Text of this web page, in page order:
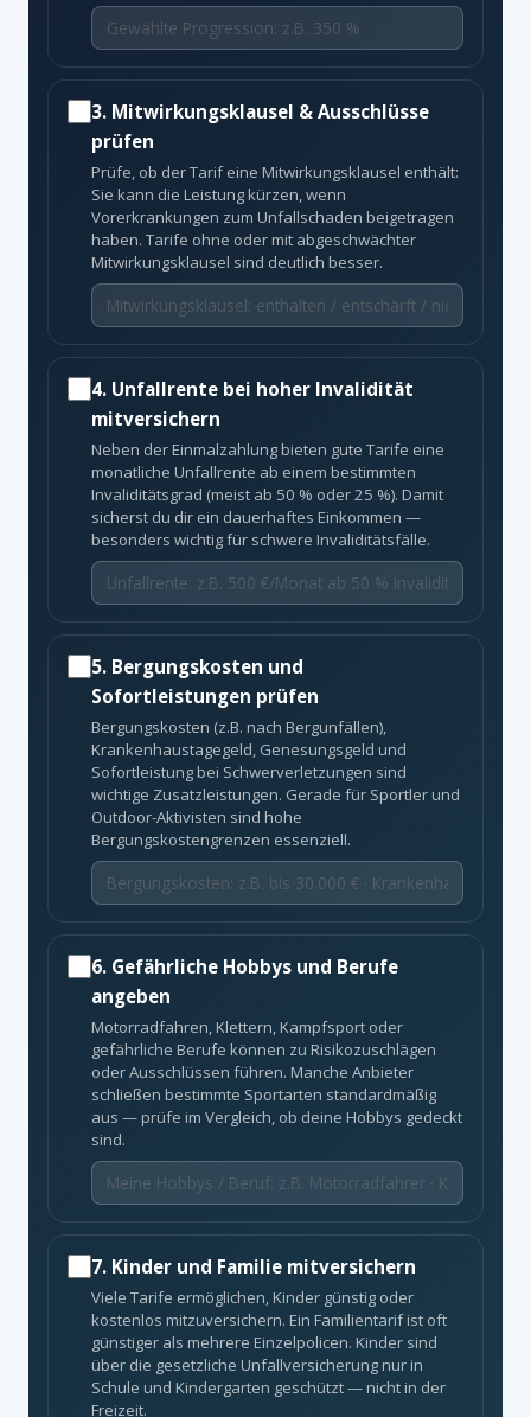
3. Mitwirkungsklausel & Ausschlüsse
prüfen
Prüfe, ob der Tarif eine Mitwirkungsklausel enthält:
Sie kann die Leistung kürzen, wenn
Vorerkrankungen zum Unfallschaden beigetragen
haben. Tarife ohne oder mit abgeschwächter
Mitwirkungsklausel sind deutlich besser.
4. Unfallrente bei hoher Invalidität
mitversichern
Neben der Einmalzahlung bieten gute Tarife eine
monatliche Unfallrente ab einem bestimmten
Invaliditätsgrad (meist ab 50 % oder 25 %). Damit
sicherst du dir ein dauerhaftes Einkommen —
besonders wichtig für schwere Invaliditätsfälle.
5. Bergungskosten und
Sofortleistungen prüfen
Bergungskosten (z.B. nach Bergunfällen),
Krankenhaustagegeld, Genesungsgeld und
Sofortleistung bei Schwerverletzungen sind
wichtige Zusatzleistungen. Gerade für Sportler und
Outdoor-Aktivisten sind hohe
Bergungskostengrenzen essenziell.
6. Gefährliche Hobbys und Berufe
angeben
Motorradfahren, Klettern, Kampfsport oder
gefährliche Berufe können zu Risikozuschlägen
oder Ausschlüssen führen. Manche Anbieter
schließen bestimmte Sportarten standardmäßig
aus — prüfe im Vergleich, ob deine Hobbys gedeckt
sind.
7. Kinder und Familie mitversichern
Viele Tarife ermöglichen, Kinder günstig oder
kostenlos mitzuversichern. Ein Familientarif ist oft
günstiger als mehrere Einzelpolicen. Kinder sind
über die gesetzliche Unfallversicherung nur in
Schule und Kindergarten geschützt — nicht in der
Freizeit.